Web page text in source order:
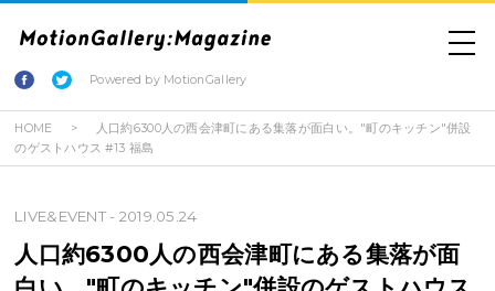
Powered by MotionGallery
HOME
人口約6300人の西会津町にある集落が面白い。"町のキッチン"併設
のゲストハウス #13 福島
LIVE&EVENT - 2019.05.24
人口約6300人の西会津町にある集落が面